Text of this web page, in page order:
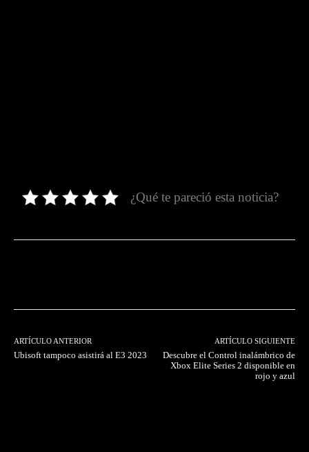
¿Qué te pareció esta noticia?
ARTÍCULO ANTERIOR
Ubisoft tampoco asistirá al E3 2023
ARTÍCULO SIGUIENTE
Descubre el Control inalámbrico de
Xbox Elite Series 2 disponible en
rojo y azul